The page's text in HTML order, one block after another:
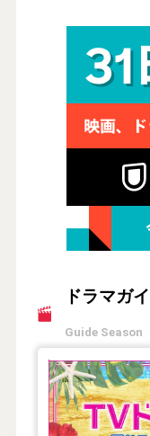
ドラマガ
Guide Season
【2026年夏